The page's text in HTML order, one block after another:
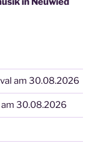
am 30.08.2026
30.08.2026